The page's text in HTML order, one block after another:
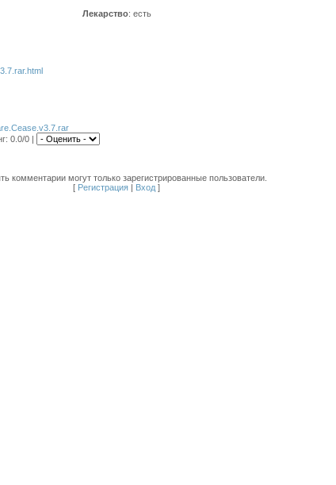
Лекарство: есть
: 0.0/0 |
комментарии могут только зарегистрированные пользователи.
[ Регистрация | Вход ]